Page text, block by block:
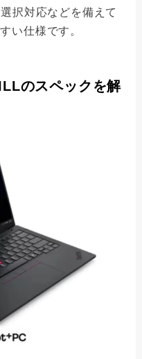
択対応などを備えて
い仕様です。
のスペックを解